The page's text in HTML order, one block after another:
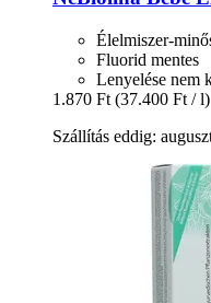
Élelmiszer-
Fluorid mentes
Lenyelése nem
1.870 Ft (37.400 Ft / l)
Szállítás eddig: